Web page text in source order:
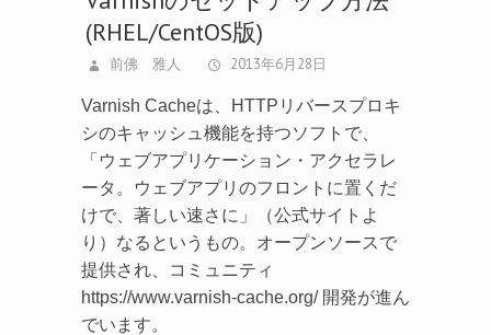
前佛 雅人 2013年6月28日
Varnish Cacheは、HTTPリバースプロキ
シのキャッシュ機能を持つソフトで、
「ウェブアプリケーション・アクセラレ
ータ。ウェブアプリのフロントに置くだ
けで、著しい速さに」（公式サイトよ
り）なるというもの。オープンソースで
提供され、コミュニティ
https://www.varnish-cache.org/ 開発が進ん
でいます。